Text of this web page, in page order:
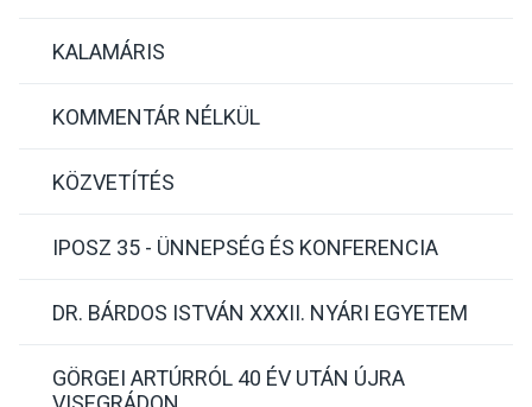
KALAMÁRIS
KOMMENTÁR NÉLKÜL
KÖZVETÍTÉS
IPOSZ 35 - ÜNNEPSÉG ÉS KONFERENCIA
DR. BÁRDOS ISTVÁN XXXII. NYÁRI EGYETEM
GÖRGEI ARTÚRRÓL 40 ÉV UTÁN ÚJRA